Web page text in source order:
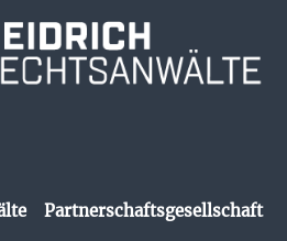
Partnerschaftsgesellschaft